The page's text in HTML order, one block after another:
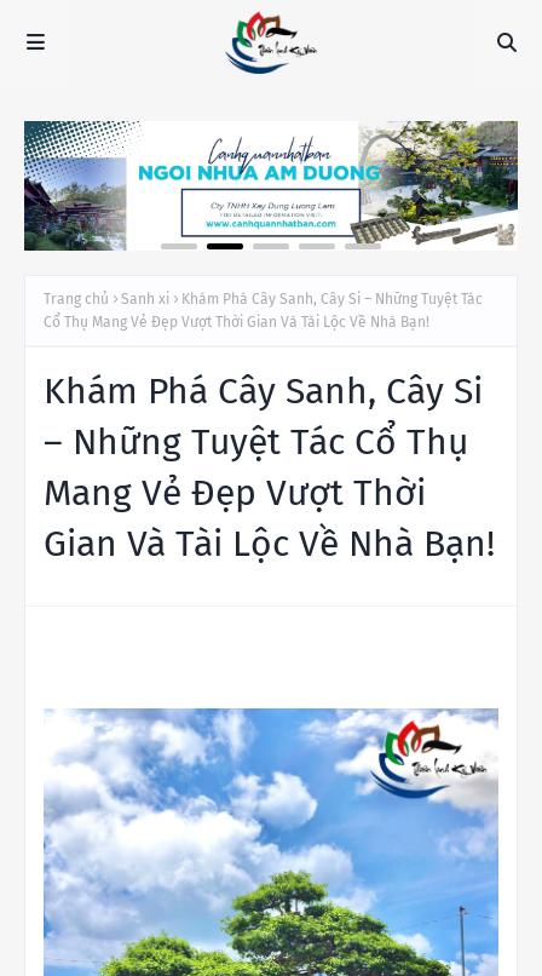
Trang chủ Sanh xi
Khám Phá Cây Sanh, Cây Si – Những Tuyệt Tác
Cổ Thụ Mang Vẻ Đẹp Vượt Thời Gian Và Tài Lộc Về Nhà Bạn!
Khám Phá Cây Sanh, Cây Si
– Những Tuyệt Tác Cổ Thụ
Mang Vẻ Đẹp Vượt Thời
Gian Và Tài Lộc Về Nhà Bạn!